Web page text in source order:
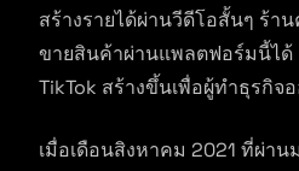
สร้างรายได้ผ่านวีดีโอสั้นๆ ร้า
ขายสินค้าผ่านแพลตฟอร์มนี้ได้
TikTok สร้างขึ้นเพื่อผู้ทำธุรกิจ
เมื่อเดือนสิงหาคม 2021 ที่ผ่า